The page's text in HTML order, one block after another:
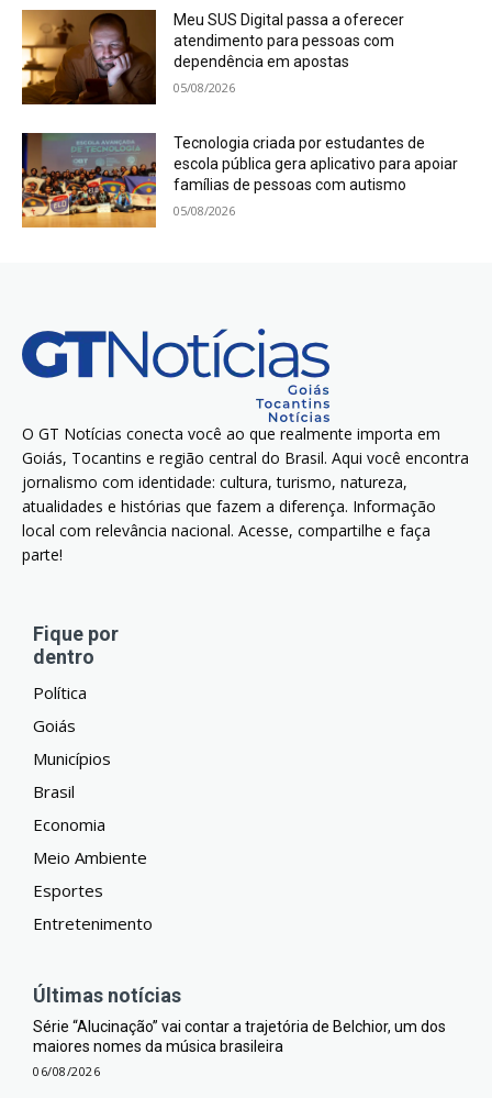
Meu SUS Digital passa a oferecer
atendimento para pessoas com
dependência em apostas
05/08/2026
Tecnologia criada por estudantes de
escola pública gera aplicativo para apoiar
famílias de pessoas com autismo
05/08/2026
O GT Notícias conecta você ao que realmente importa em
Goiás, Tocantins e região central do Brasil. Aqui você encontra
jornalismo com identidade: cultura, turismo, natureza,
atualidades e histórias que fazem a diferença. Informação
local com relevância nacional. Acesse, compartilhe e faça
parte!
Fique por
dentro
Política
Goiás
Municípios
Brasil
Economia
Meio Ambiente
Esportes
Entretenimento
Últimas notícias
Série “Alucinação” vai contar a trajetória de Belchior, um dos
maiores nomes da música brasileira
06/08/2026